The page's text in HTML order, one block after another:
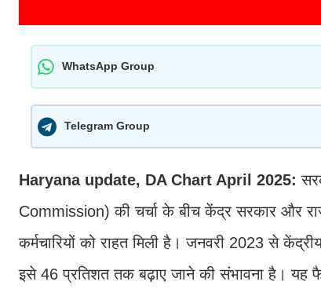
WhatsApp Group
Telegram Group
Haryana update, DA Chart April 2025:
Commission) की चर्चा के बीच केंद्र सरकार और
कर्मचारियों को राहत मिली है। जनवरी 2023 से
इसे 46 प्रतिशत तक बढ़ाए जाने की संभावना है। यह